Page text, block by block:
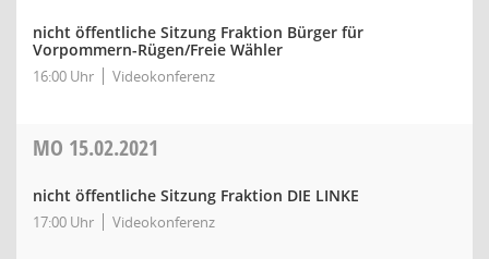
nicht öffentliche Sitzung Fraktion Bürger für
Vorpommern-Rügen/Freie Wähler
16:00 Uhr Videokonferenz
MO 15.02.2021
nicht öffentliche Sitzung Fraktion DIE LINKE
17:00 Uhr Videokonferenz